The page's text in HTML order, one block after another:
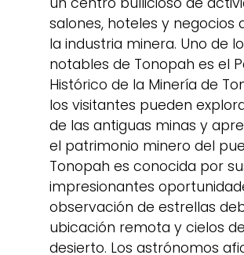
salones, hoteles y negocios
la industria minera. Uno de
notables de Tonopah es el
Histórico de la Minería de
los visitantes pueden
de las antiguas minas y
el patrimonio minero del
Tonopah es conocida por
impresionantes
observación de estrellas
ubicación remota y cielos
desierto. Los astrónomos